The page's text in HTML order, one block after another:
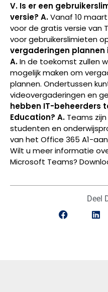
V. Is er een
versie? A.Vanaf 10
voor de gratis versie van
voor gebruikerslimieten
vergaderingen plannen
A.In de toekomst zullen
mogelijk maken om
plannen. Ondertussen
videovergaderingen en
hebben IT-beheerders
Education? A. Teams
studenten en
van het Office 365 A1-
Wilt u meer informatie
Microsoft Teams?
Deel